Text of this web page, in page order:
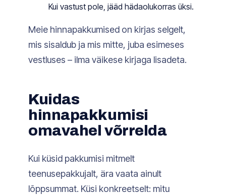
Kui vastust pole, jääd hädaolukorras üksi.
Meie hinnapakkumised on kirjas selgelt,
mis sisaldub ja mis mitte, juba esimeses
vestluses – ilma väikese kirjaga lisadeta.
Kuidas
hinnapakkumisi
omavahel võrrelda
Kui küsid pakkumisi mitmelt
teenusepakkujalt, ära vaata ainult
lõppsummat. Küsi konkreetselt: mitu